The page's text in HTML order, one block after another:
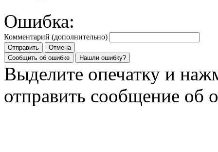
Ошибка:
Комментарий (дополнительно)
Отправить
Отмена
Сообщить об ошибке
Нашли ошибку?
Выделите опечатку и
отправить сообщение об